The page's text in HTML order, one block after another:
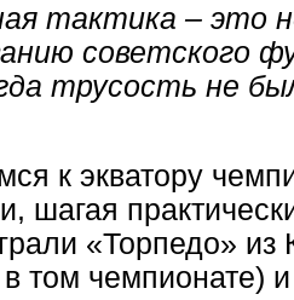
тактика – это
советского
трусость не
к экватору
шагая
«Торпедо» из
том чемпионате)